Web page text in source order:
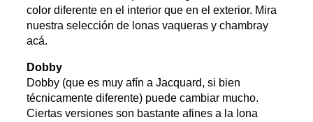
color diferente en el interior que en el exterior. Mira
nuestra selección de lonas vaqueras y chambray
acá.
Dobby
Dobby (que es muy afín a Jacquard, si bien
técnicamente diferente) puede cambiar mucho.
Ciertas versiones son bastante afines a la lona